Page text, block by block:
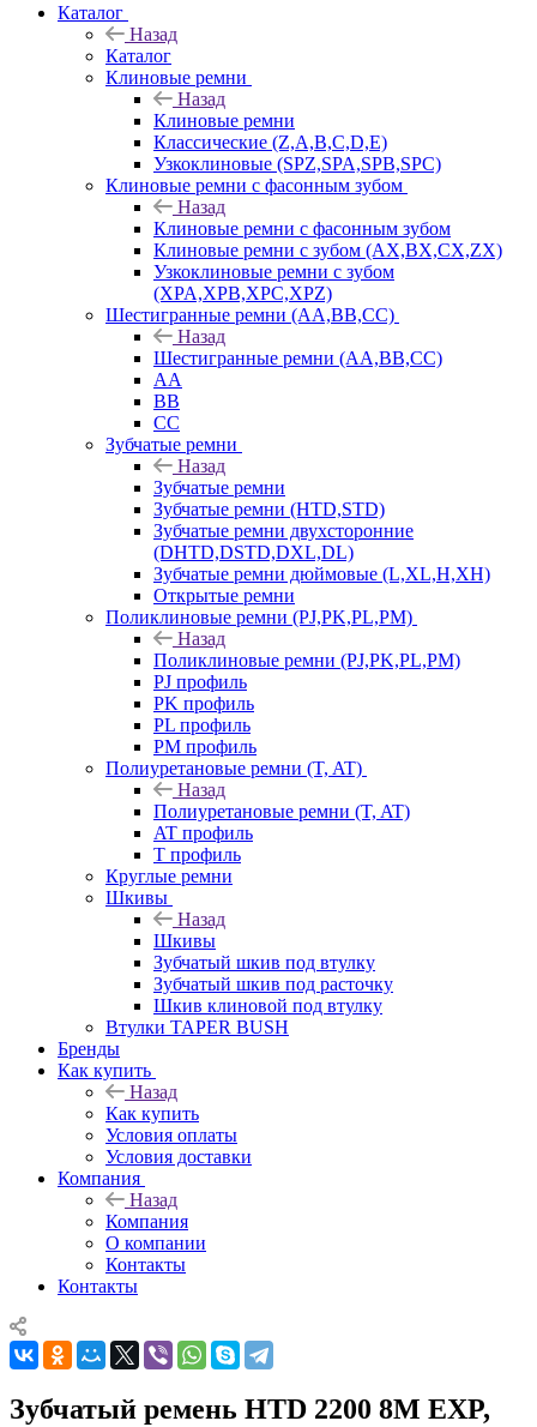
Каталог
Назад
Каталог
Клиновые ремни
Назад
Клиновые ремни
Классические (Z,A,B,C,D,E)
Узкоклиновые (SPZ,SPA,SPB,SPC)
Клиновые ремни с фасонным зубом
Назад
Клиновые ремни с фасонным зубом
Клиновые ремни с зубом (AX,BX,CX,ZX)
Узкоклиновые ремни с зубом
(XPA,XPB,XPC,XPZ)
Шестигранные ремни (AA,BB,CC)
Назад
Шестигранные ремни (AA,BB,CC)
AA
BB
CC
Зубчатые ремни
Назад
Зубчатые ремни
Зубчатые ремни (HTD,STD)
Зубчатые ремни двухсторонние
(DHTD,DSTD,DXL,DL)
Зубчатые ремни дюймовые (L,XL,H,XH)
Открытые ремни
Поликлиновые ремни (PJ,PK,PL,PM)
Назад
Поликлиновые ремни (PJ,PK,PL,PM)
PJ профиль
PK профиль
PL профиль
PM профиль
Полиуретановые ремни (T, AT)
Назад
Полиуретановые ремни (T, AT)
AT профиль
T профиль
Круглые ремни
Шкивы
Назад
Шкивы
Зубчатый шкив под втулку
Зубчатый шкив под расточку
Шкив клиновой под втулку
Втулки TAPER BUSH
Бренды
Как купить
Назад
Как купить
Условия оплаты
Условия доставки
Компания
Назад
Компания
О компании
Контакты
Контакты
Зубчатый ремень HTD 2200 8M EXP,